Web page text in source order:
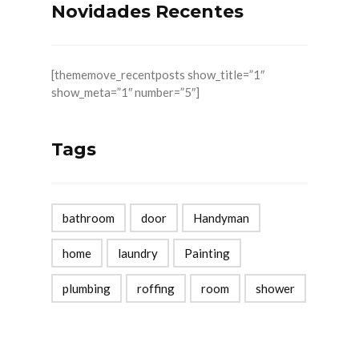
Novidades Recentes
[thememove_recentposts show_title=”1″
show_meta=”1″ number=”5″]
Tags
bathroom door Handyman
home laundry Painting
plumbing roffing room shower